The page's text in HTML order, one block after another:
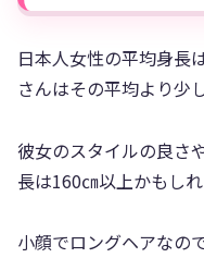
日本人女性の平均身長
さんはその平均より少
彼女のスタイルの良さ
長は160㎝以上かもしれ
小顔でロングヘアなの